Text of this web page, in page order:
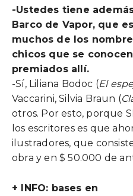
-Ustedes tiene
Barco de Vapor, que
muchos de los
chicos que se
premiados allí.
-Sí, Liliana Bodoc (El
Vaccarini, Silvia Braun (
otros. Por esto, porque
los escritores es que
ilustradores, que
obra y en $ 50.000 de
+ INFO: bases en